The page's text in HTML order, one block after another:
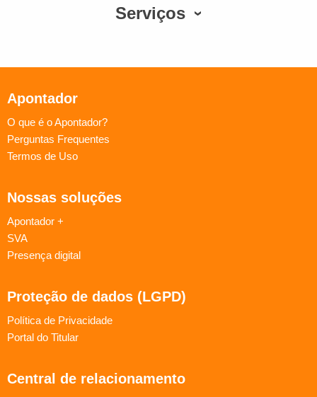
Serviços
Apontador
O que é o Apontador?
Perguntas Frequentes
Termos de Uso
Nossas soluções
Apontador +
SVA
Presença digital
Proteção de dados (LGPD)
Política de Privacidade
Portal do Titular
Central de relacionamento